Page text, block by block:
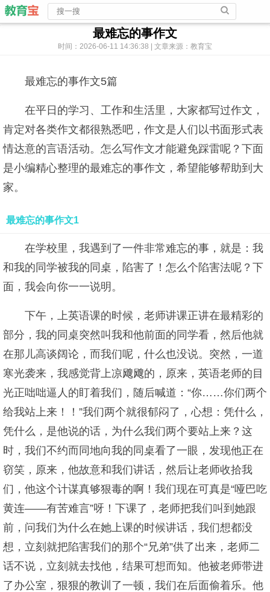
最难忘的事作文
时间：2026-06-11 14:36:38 | 文章来源：教育宝
最难忘的事作文5篇
在平日的学习、工作和生活里，大家都写过作文，
肯定对各类作文都很熟悉吧，作文是人们以书面形式表
情达意的言语活动。怎么写作文才能避免踩雷呢？下面
是小编精心整理的最难忘的事作文，希望能够帮助到大
家。
最难忘的事作文1
在学校里，我遇到了一件非常难忘的事，就是：我
和我的同学被我的同桌，陷害了！怎么个陷害法呢？下
面，我会向你一一说明。
下午，上英语课的时候，老师讲课正讲在最精彩的
部分，我的同桌突然叫我和他前面的同学看，然后他就
在那儿高谈阔论，而我们呢，什么也没说。突然，一道
寒光袭来，我感觉背上凉飕飕的，原来，英语老师的目
光正咄咄逼人的盯着我们，随后喊道：“你……你们两个
给我站上来！！”我们两个就很郁闷了，心想：凭什么，
凭什么，是他说的话，为什么我们两个要站上来？这
时，我们不约而同地向我的同桌看了一眼，发现他正在
窃笑，原来，他故意和我们讲话，然后让老师收拾我
们，他这个计谋真够狠毒的啊！我们现在可真是“哑巴吃
黄连——有苦难言”呀！下课了，老师把我们叫到她跟
前，问我们为什么在她上课的时候讲话，我们想都没
想，立刻就把陷害我们的那个“兄弟”供了出来，老师二
话不说，立刻就去找他，结果可想而知。他被老师带进
了办公室，狠狠的教训了一顿，我们在后面偷着乐。他